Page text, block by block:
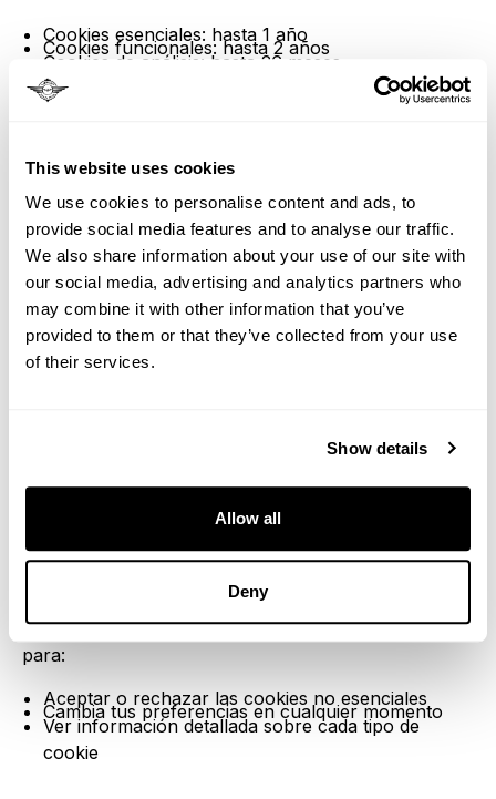
This website uses cookies
We use cookies to personalise content and ads, to
provide social media features and to analyse our traffic.
We also share information about your use of our site with
our social media, advertising and analytics partners who
may combine it with other information that you’ve
provided to them or that they’ve collected from your use
of their services.
Show details
Allow all
Deny
Cookies esenciales: hasta 1 año
Cookies funcionales: hasta 2 años
Cookies de análisis: hasta 26 meses
Cookies de marketing: hasta 2 años
preferencias de cookies
Configuración del navegador:
Puede controlar las cookies a través de la
configuración de su navegador:
Borde: Configuración > Cookies y permisos del
Utilice nuestro centro de preferencias de cookies
para:
Aceptar o rechazar las cookies no esenciales
Cambia tus preferencias en cualquier momento
Ver información detallada sobre cada tipo de
cookie